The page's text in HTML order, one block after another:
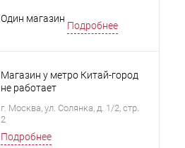
Один магазин
Подробнее
Магазин у метро Китай-город
не работает
г. Москва, ул. Солянка, д. 1/2, стр.
2
Подробнее